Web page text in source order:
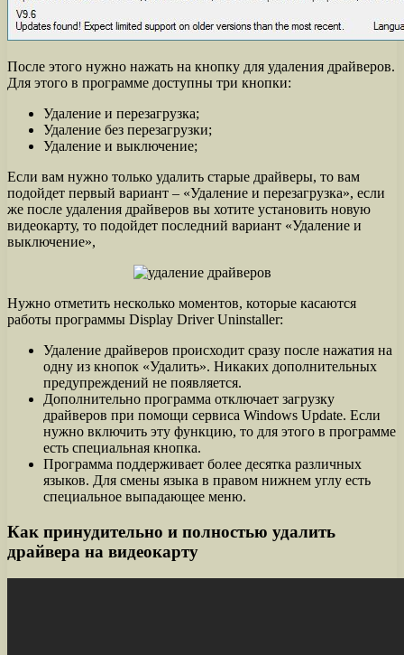
После этого нужно нажать на кнопку для удаления драйверов.
Для этого в программе доступны три кнопки:
Удаление и перезагрузка;
Удаление без перезагрузки;
Удаление и выключение;
Если вам нужно только удалить старые драйверы, то вам
подойдет первый вариант – «Удаление и перезагрузка», если
же после удаления драйверов вы хотите установить новую
видеокарту, то подойдет последний вариант «Удаление и
выключение»,
Нужно отметить несколько моментов, которые касаются
работы программы Display Driver Uninstaller:
Удаление драйверов происходит сразу после нажатия на
одну из кнопок «Удалить». Никаких дополнительных
предупреждений не появляется.
Дополнительно программа отключает загрузку
драйверов при помощи сервиса Windows Update. Если
нужно включить эту функцию, то для этого в программе
есть специальная кнопка.
Программа поддерживает более десятка различных
языков. Для смены языка в правом нижнем углу есть
специальное выпадающее меню.
Как принудительно и полностью удалить
драйвера на видеокарту